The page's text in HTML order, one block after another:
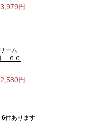
3,979円
ーム
６０
2,580円
6件あります